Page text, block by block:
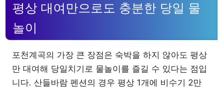
평상 대여만으로도 충분한 당일 물
놀이
포천계곡의 가장 큰 장점은 숙박을 하지 않아도 평상
만 대여해 당일치기로 물놀이를 즐길 수 있다는 점입
니다. 산들바람 펜션의 경우 평상 1개에 비수기 2만